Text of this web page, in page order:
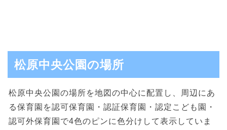
松原中央公園の場所
松原中央公園の場所を地図の中心に配置し、周辺にあ
る保育園を認可保育園・認証保育園・認定こども園・
認可外保育園で4色のピンに色分けして表示していま